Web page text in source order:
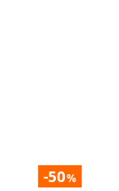
-50%